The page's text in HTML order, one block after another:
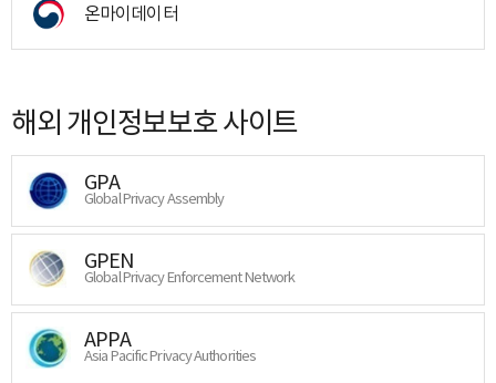
온마이데이터
해외 개인정보보호 사이트
GPA
Global Privacy Assembly
GPEN
Global Privacy Enforcement Network
APPA
Asia Pacific Privacy Authorities